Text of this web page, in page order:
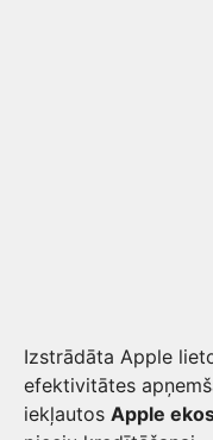
Izstrādāta Apple
efektivitātes
iekļautos Apple